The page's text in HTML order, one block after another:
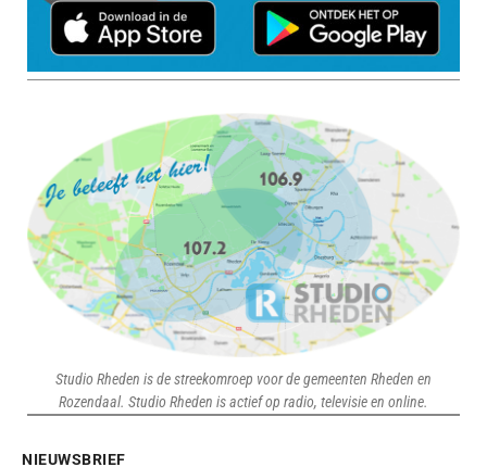
Studio Rheden is de streekomroep voor de gemeenten Rheden en
Rozendaal. Studio Rheden is actief op radio, televisie en online.
NIEUWSBRIEF